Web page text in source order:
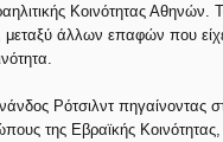
Κοινότητας
μεταξύ άλλων επαφών που
Ρότσιλντ
της Εβραϊκής Κοινότητας,